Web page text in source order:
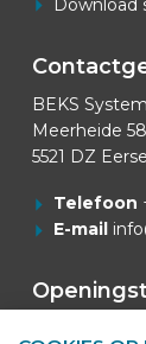
Download
BEKS
Meerheide 58
5521 DZ
Telefoon
E-mail